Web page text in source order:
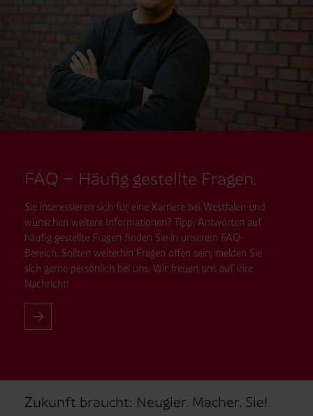
FAQ – Häufig gestellte Fragen.
Sie interessieren sich für eine Karriere bei Westfalen und
wünschen weitere Informationen? Tipp: Antworten auf
häufig gestellte Fragen finden Sie in unserem FAQ-
Bereich. Sollten weiterhin Fragen offen sein, melden Sie
sich gerne persönlich bei uns. Wir freuen uns auf Ihre
Nachricht!
Zukunft braucht: Neugier. Macher. Sie!